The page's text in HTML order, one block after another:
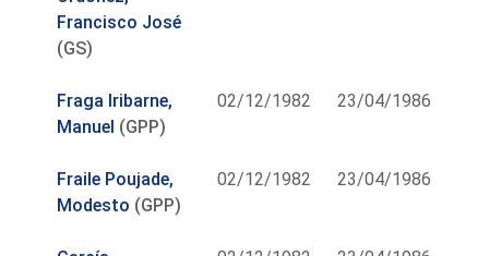
Francisco José
(GS)
Fraga Iribarne,
Manuel (GPP)
02/12/1982 23/04/1986
Fraile Poujade,
Modesto (GPP)
02/12/1982 23/04/1986